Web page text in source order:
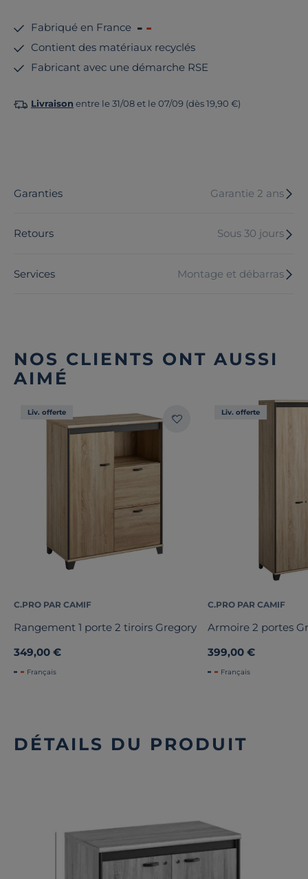
Fabriqué en France
Contient des matériaux recyclés
Fabricant avec une démarche RSE
Livraison entre le 31/08 et le 07/09 (dès 19,90 €)
Garanties Garantie 2 ans
Retours Sous 30 jours
Services Montage et débarras
NOS CLIENTS ONT AUSSI
AIMÉ
Liv. offerte
C.PRO PAR CAMIF
Rangement 1 porte 2 tiroirs Gregory
349,00 €
Français
Liv. offerte
C.PRO PAR CAMIF
Armoire 2 portes
399,00 €
Français
DÉTAILS DU PRODUIT